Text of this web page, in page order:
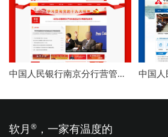
中国人民银行南京分行营管部
中国人
软月 ® ，一家有温度的